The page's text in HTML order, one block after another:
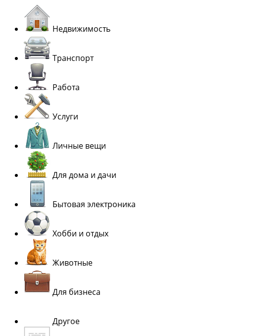
Недвижимость
Транспорт
Работа
Услуги
Личные вещи
Для дома и дачи
Бытовая электроника
Хобби и отдых
Животные
Для бизнеса
Другое